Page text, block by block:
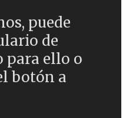
puede
de
para ello o
botón a